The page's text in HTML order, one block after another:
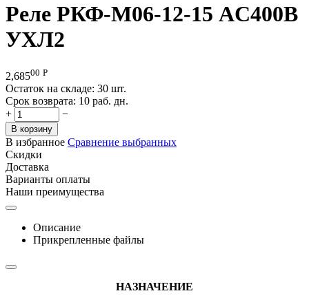
Реле РКФ-М06-12-15 AC400В
УХЛ2
2,68500 Р
Остаток на складе: 30 шт.
Срок возврата: 10 раб. дн.
+
−
В корзину
В избранное Сравнение выбранных
Скидки
Доставка
Варианты оплаты
Наши преимущества
Описание
Прикрепленные файлы
НАЗНАЧЕНИЕ